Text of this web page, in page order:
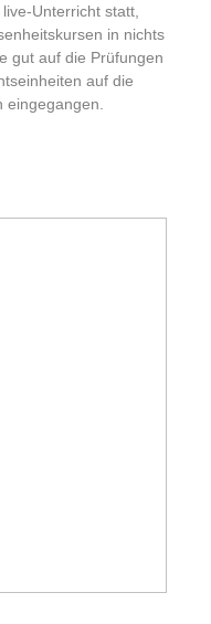
Unterricht statt,
in nichts
gut auf die Prüfungen
auf die